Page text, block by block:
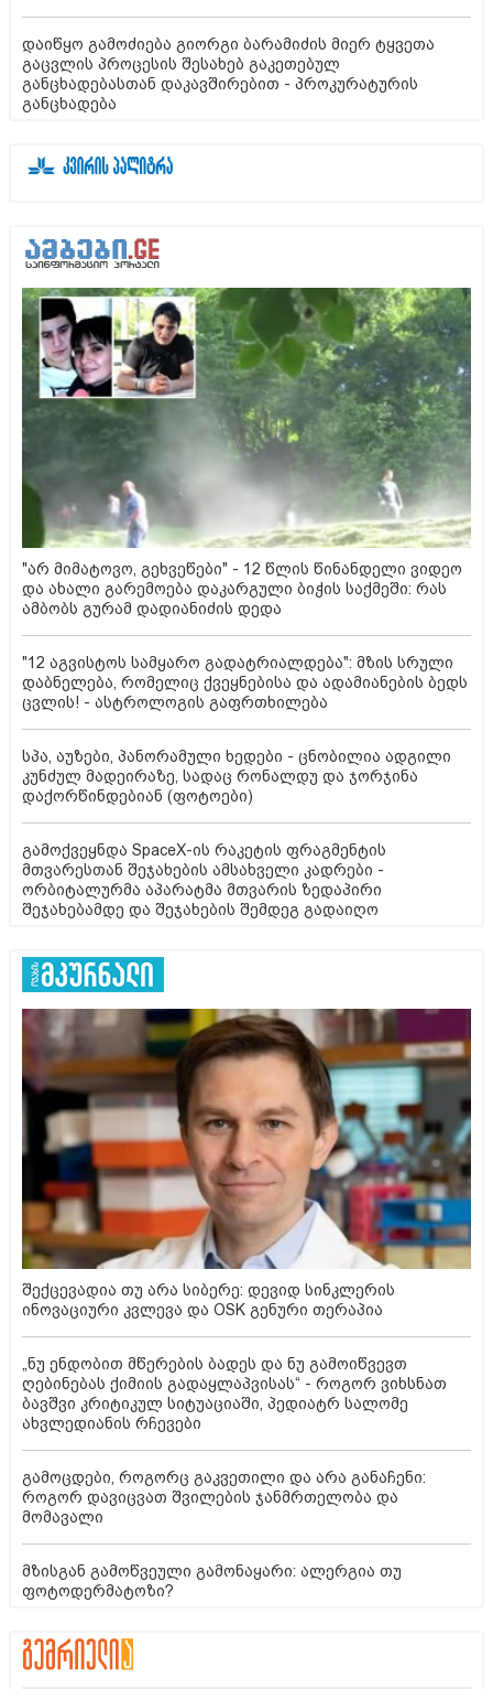
დაიწყო გამოძიება გიორგი ბარამიძის მიერ ტყვეთა
გაცვლის პროცესის შესახებ გაკეთებულ
განცხადებასთან დაკავშირებით - პროკურატურის
განცხადება
"არ მიმატოვო, გეხვეწები" - 12 წლის წინანდელი ვიდეო
და ახალი გარემოება დაკარგული ბიჭის საქმეში: რას
ამბობს გურამ დადიანიძის დედა
"12 აგვისტოს სამყარო გადატრიალდება": მზის სრული
დაბნელება, რომელიც ქვეყნებისა და ადამიანების ბედს
ცვლის! - ასტროლოგის გაფრთხილება
სპა, აუზები, პანორამული ხედები - ცნობილია ადგილი
კუნძულ მადეირაზე, სადაც რონალდუ და ჯორჯინა
დაქორწინდებიან (ფოტოები)
გამოქვეყნდა SpaceX-ის რაკეტის ფრაგმენტის
მთვარესთან შეჯახების ამსახველი კადრები -
ორბიტალურმა აპარატმა მთვარის ზედაპირი
შეჯახებამდე და შეჯახების შემდეგ გადაიღო
შექცევადია თუ არა სიბერე: დევიდ სინკლერის
ინოვაციური კვლევა და OSK გენური თერაპია
„ნუ ენდობით მწერების ბადეს და ნუ გამოიწვევთ
ღებინებას ქიმიის გადაყლაპვისას“ - როგორ ვიხსნათ
ბავშვი კრიტიკულ სიტუაციაში, პედიატრ სალომე
ახვლედიანის რჩევები
გამოცდები, როგორც გაკვეთილი და არა განაჩენი:
როგორ დავიცვათ შვილების ჯანმრთელობა და
მომავალი
მზისგან გამოწვეული გამონაყარი: ალერგია თუ
ფოტოდერმატოზი?